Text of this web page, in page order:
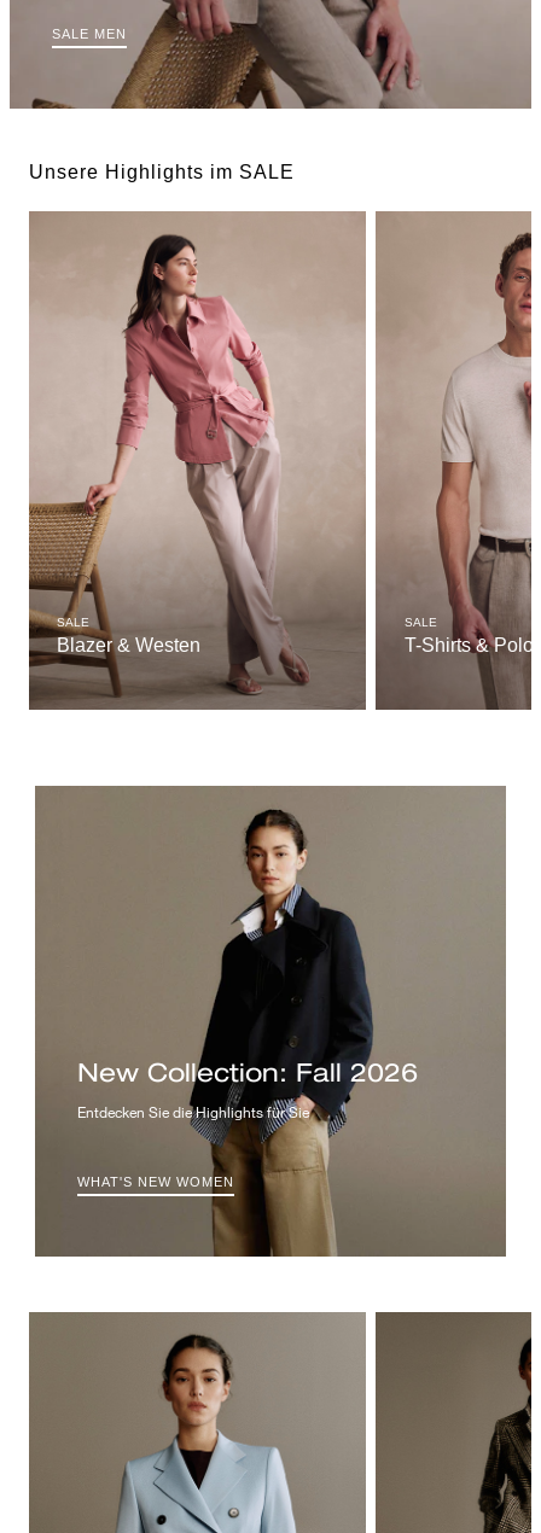
SALE MEN
Unsere Highlights im SALE
SALE
Blazer & Westen
SALE
T-Shirts &
New Collection: Fall 2026
Entdecken Sie die Highlights für Sie
WHAT'S NEW WOMEN